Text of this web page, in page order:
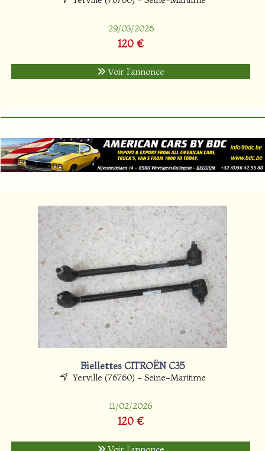
29/03/2026
120 €
Voir l'annonce
Biellettes CITROËN C35
Yerville (76760) - Seine-Maritime
11/02/2026
120 €